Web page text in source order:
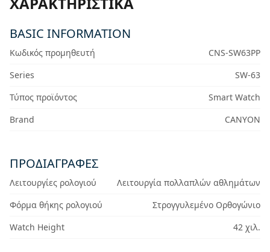
BASIC INFORMATION
Κωδικός προμηθευτή
CNS-SW63PP
Series
SW-63
Τύπος προϊόντος
Smart Watch
Brand
CANYON
ΠΡΟΔΙΑΓΡΑΦΈΣ
Λειτουργίες ρολογιού
Λειτουργία πολλαπλών αθλημάτων
Φόρμα θήκης ρολογιού
Στρογγυλεμένο Ορθογώνιο
Watch Height
42 χιλ.